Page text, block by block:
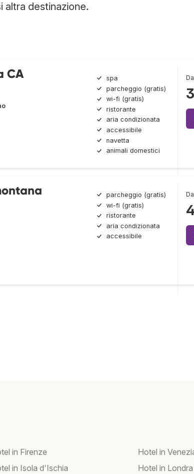
altra destinazione.
CA
spa
parcheggio (gratis)
wi-fi (gratis)
ristorante
aria condizionata
accessibile
navetta
animali domestici
Da
parcheggio (gratis)
wi-fi (gratis)
ristorante
aria condizionata
accessibile
Da
in Firenze
in Isola d'Ischia
Hotel in
Hotel in Londra